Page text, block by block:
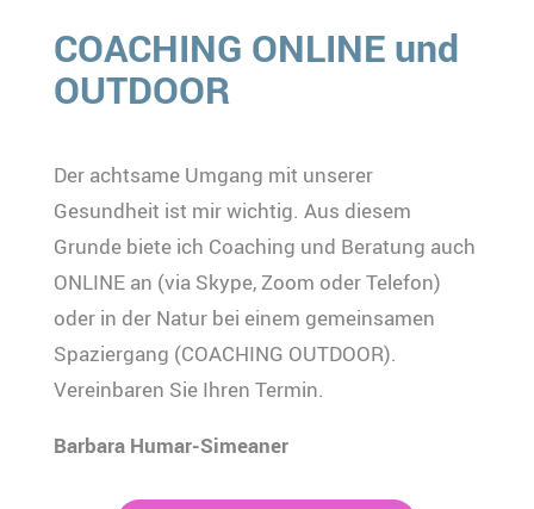
COACHING ONLINE und
OUTDOOR
Der achtsame Umgang mit unserer
Gesundheit ist mir wichtig. Aus diesem
Grunde biete ich Coaching und Beratung auch
ONLINE an (via Skype, Zoom oder Telefon)
oder in der Natur bei einem gemeinsamen
Spaziergang (COACHING OUTDOOR).
Vereinbaren Sie Ihren Termin.
Barbara Humar-Simeaner